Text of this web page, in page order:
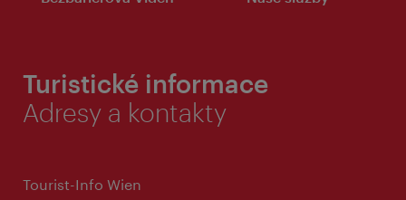
Turistické informace
Adresy a kontakty
Tourist-Info Wien